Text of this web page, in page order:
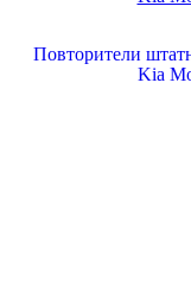
Повторители
Kia